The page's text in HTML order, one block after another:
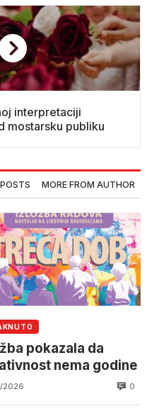
interpretaciji
mostarsku publiku
MORE FROM AUTHOR
pokazala da
nema godine
2026 0